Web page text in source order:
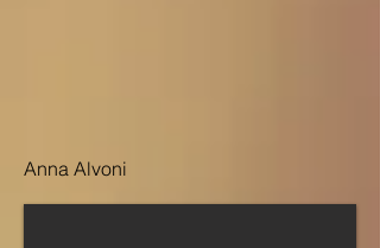
Anna Alvoni